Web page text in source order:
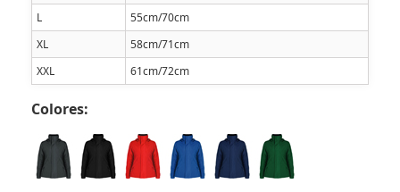
L
55cm/70cm
XL
58cm/71cm
XXL
61cm/72cm
Colores: